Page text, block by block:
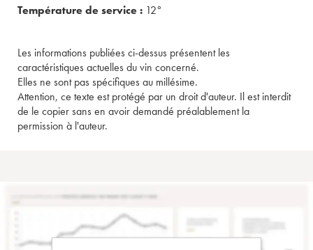
Température de service : 12°
Les informations publiées ci-dessus présentent les
caractéristiques actuelles du vin concerné.
Elles ne sont pas spécifiques au millésime.
Attention, ce texte est protégé par un droit d'auteur. Il est interdit
de le copier sans en avoir demandé préalablement la
permission à l'auteur.